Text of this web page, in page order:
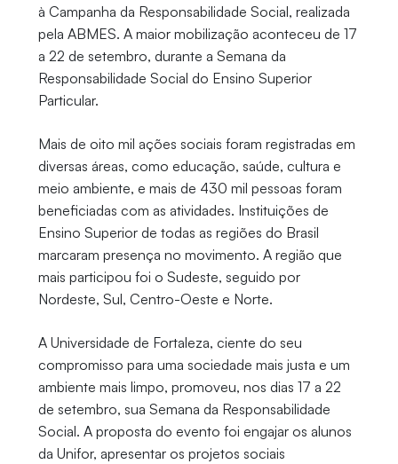
à Campanha da Responsabilidade Social, realizada
pela ABMES. A maior mobilização aconteceu de 17
a 22 de setembro, durante a Semana da
Responsabilidade Social do Ensino Superior
Particular.
Mais de oito mil ações sociais foram registradas em
diversas áreas, como educação, saúde, cultura e
meio ambiente, e mais de 430 mil pessoas foram
beneficiadas com as atividades. Instituições de
Ensino Superior de todas as regiões do Brasil
marcaram presença no movimento. A região que
mais participou foi o Sudeste, seguido por
Nordeste, Sul, Centro-Oeste e Norte.
A Universidade de Fortaleza, ciente do seu
compromisso para uma sociedade mais justa e um
ambiente mais limpo, promoveu, nos dias 17 a 22
de setembro, sua Semana da Responsabilidade
Social. A proposta do evento foi engajar os alunos
da Unifor, apresentar os projetos sociais